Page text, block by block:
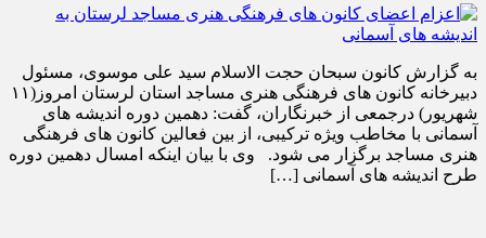
به گزارش کانون سبحان حجت الاسلام سید علی موسوی، مسئول
دبیرخانه کانون های فرهنگی هنری مساجد استان لرستان امروز(۱۱
شهریور) درجمعی از خبرنگاران، گفت: دهمین دوره اندیشه های
آسمانی با مخاطب ویژه ترکیبی، از بین فعالین کانون های فرهنگی
هنری مساجد برگزار می شود. وی با بیان اینکه امسال دهمین دوره
طرح اندیشه های آسمانی […]